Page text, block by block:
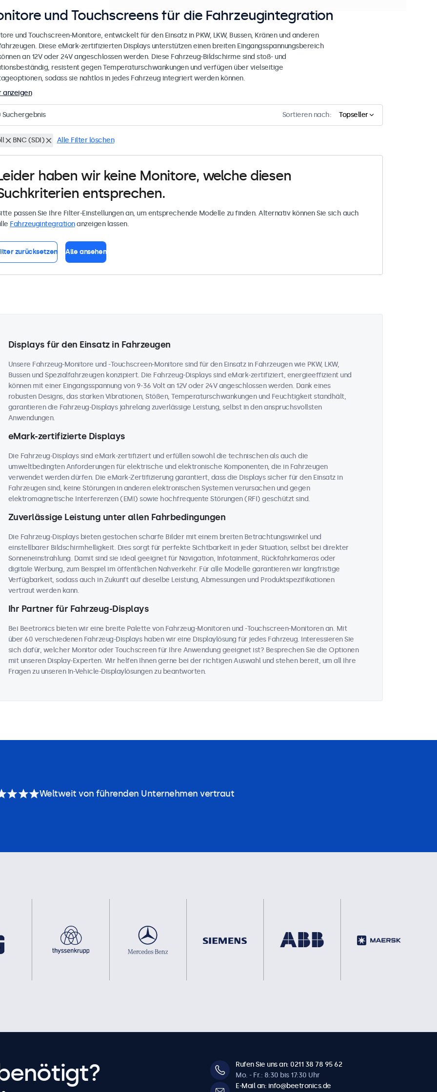
und Touchscreens für die Fahrzeugintegration
und Touchscreen-Monitore, entwickelt für den Einsatz in PKW, LKW, Bussen, Kränen und anderen
Diese eMark-zertifizierten Displays unterstützen einen breiten Eingangsspannungsbereich
an 12V oder 24V angeschlossen werden. Diese Fahrzeug-Bildschirme sind stoß- und
resistent gegen Temperaturschwankungen und verfügen über vielseitige
sodass sie nahtlos in jedes Fahrzeug integriert werden können.
anzeigen
Suchergebnis Sortieren nach: Topseller
BNC (SDI) Alle Filter löschen
haben wir keine Monitore, welche diesen
entsprechen.
passen Sie Ihre Filter-Einstellungen an, um entsprechende Modelle zu finden. Alternativ können Sie sich auch
Fahrzeugintegrationanzeigen lassen.
zurücksetzen Alle ansehen
Displays für den Einsatz in Fahrzeugen
Unsere Fahrzeug-Monitore und -Touchscreen-Monitore sind für den Einsatz in Fahrzeugen wie PKW, LKW,
Bussen und Spezialfahrzeugen konzipiert. Die Fahrzeug-Displays sind eMark-zertifiziert, energieeffizient und
können mit einer Eingangsspannung von 9-36 Volt an 12V oder 24V angeschlossen werden. Dank eines
robusten Designs, das starken Vibrationen, Stößen, Temperaturschwankungen und Feuchtigkeit standhält,
garantieren die Fahrzeug-Displays jahrelang zuverlässige Leistung, selbst in den anspruchsvollsten
Anwendungen.
eMark-zertifizierte Displays
Die Fahrzeug-Displays sind eMark-zertifiziert und erfüllen sowohl die technischen als auch die
umweltbedingten Anforderungen für elektrische und elektronische Komponenten, die in Fahrzeugen
verwendet werden dürfen. Die eMark-Zertifizierung garantiert, dass die Displays sicher für den Einsatz in
Fahrzeugen sind, keine Störungen in anderen elektronischen Systemen verursachen und gegen
elektromagnetische Interferenzen (EMI) sowie hochfrequente Störungen (RFI) geschützt sind.
Zuverlässige Leistung unter allen Fahrbedingungen
Die Fahrzeug-Displays bieten gestochen scharfe Bilder mit einem breiten Betrachtungswinkel und
einstellbarer Bildschirmhelligkeit. Dies sorgt für perfekte Sichtbarkeit in jeder Situation, selbst bei direkter
Sonneneinstrahlung. Damit sind sie ideal geeignet für Navigation, Infotainment, Rückfahrkameras oder
digitale Werbung, zum Beispiel im öffentlichen Nahverkehr. Für alle Modelle garantieren wir langfristige
Verfügbarkeit, sodass auch in Zukunft auf dieselbe Leistung, Abmessungen und Produktspezifikationen
vertraut werden kann.
Ihr Partner für Fahrzeug-Displays
Bei Beetronics bieten wir eine breite Palette von Fahrzeug-Monitoren und -Touchscreen-Monitoren an. Mit
über 60 verschiedenen Fahrzeug-Displays haben wir eine Displaylösung für jedes Fahrzeug. Interessieren Sie
sich dafür, welcher Monitor oder Touchscreen für Ihre Anwendung geeignet ist? Besprechen Sie die Optionen
mit unseren Display-Experten. Wir helfen Ihnen gerne bei der richtigen Auswahl und stehen bereit, um all Ihre
Fragen zu unseren In-Vehicle-Displaylösungen zu beantworten.
Weltweit von führenden Unternehmen vertraut
Rufen Sie uns an: 0211 38 78 95 62
Mo. - Fr.: 8:30 bis 17:30 Uhr
E-Mail an: info@beetronics.de